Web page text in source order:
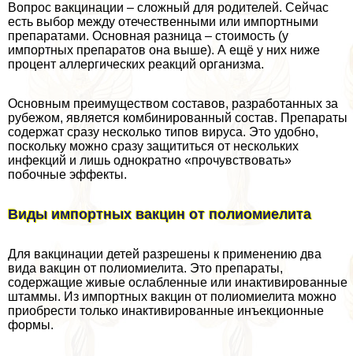
Вопрос вакцинации – сложный для родителей. Сейчас
есть выбор между отечественными или импортными
препаратами. Основная разница – стоимость (у
импортных препаратов она выше). А ещё у них ниже
процент аллергических реакций организма.
Основным преимуществом составов, разработанных за
рубежом, является комбинированный состав. Препараты
содержат сразу несколько типов вируса. Это удобно,
поскольку можно сразу защититься от нескольких
инфекций и лишь однократно «прочувствовать»
побочные эффекты.
Виды импортных вакцин от полиомиелита
Для вакцинации детей разрешены к применению два
вида вакцин от полиомиелита. Это препараты,
содержащие живые ослабленные или инактивированные
штаммы. Из импортных вакцин от полиомиелита можно
приобрести только инактивированные инъекционные
формы.